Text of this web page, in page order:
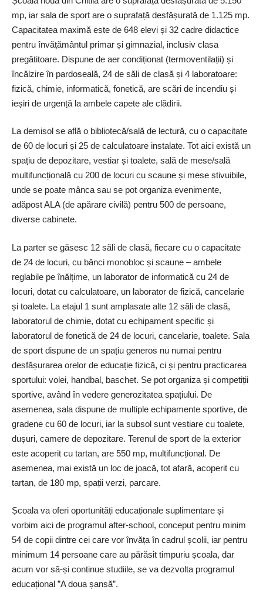
mp, iar sala de sport are o su­prafață desfășurată de 1.125 mp.
Capacitatea maximă este de 648 elevi și 32 cadre didactice
pentru învățământul primar și gimnazial, inclusiv clasa
pregătitoare. Dispune de aer condiționat (termoventilații) și
încălzire în pardoseală, 24 de săli de clasă și 4 laboratoare:
fizică, chimie, informatică, fonetică, are scări de incendiu și
ieșiri de urgență la ambele capete ale clădirii.
La demisol se află o bibliotecă/sală de lectură, cu o capacitate
de 60 de locuri și 25 de calculatoare instalate. Tot aici există un
spațiu de depozitare, vestiar și toalete, sală de mese/sală
multifuncțională cu 200 de locuri cu scaune și mese stivuibile,
unde se poate mânca sau se pot organiza evenimente,
adăpost ALA (de apărare civilă) pentru 500 de persoane,
diverse cabinete.
La parter se găsesc 12 săli de clasă, fiecare cu o capacitate
de 24 de locuri, cu bănci monobloc și scaune – ambele
reglabile pe înălțime, un laborator de informatică cu 24 de
locuri, dotat cu calculatoare, un laborator de fizică, cancelarie
și toalete. La etajul 1 sunt amplasate alte 12 săli de clasă,
laboratorul de chimie, dotat cu echipament specific și
laboratorul de fonetică de 24 de locuri, cancelarie, toalete. Sala
de sport dispune de un spațiu generos nu numai pentru
desfășurarea orelor de educație fizică, ci și pentru practicarea
sportului: volei, handbal, baschet. Se pot organiza și competiții
sportive, având în vedere generozitatea spațiului. De
asemenea, sala dispune de multiple echipamente sportive, de
gradene cu 60 de locuri, iar la subsol sunt vestiare cu toalete,
dușuri, camere de depozitare. Terenul de sport de la exterior
este acoperit cu tartan, are 550 mp, multifuncțional. De
asemenea, mai există un loc de joacă, tot afară, acoperit cu
tartan, de 180 mp, spații verzi, parcare.
Școala va oferi opor­tunități educaționale suplimentare și
vorbim aici de programul after-school, conceput pentru minim
54 de copii dintre cei care vor învăța în cadrul școlii, iar pentru
minimum 14 persoane care au părăsit timpuriu școala, dar
acum vor să-și continue studiile, se va dezvolta programul
educațional ”A doua șansă”.